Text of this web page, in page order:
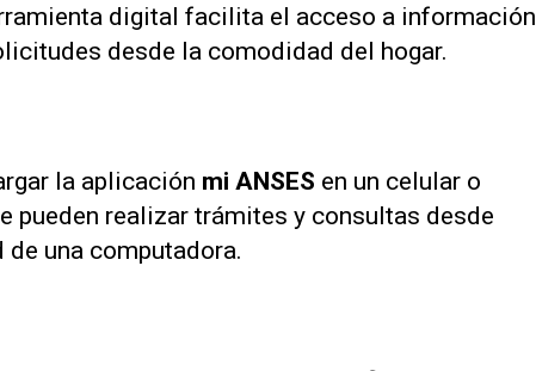
digital facilita el acceso a información
desde la comodidad del hogar.
la aplicación mi ANSES en un celular o
pueden realizar trámites y consultas desde
una computadora.